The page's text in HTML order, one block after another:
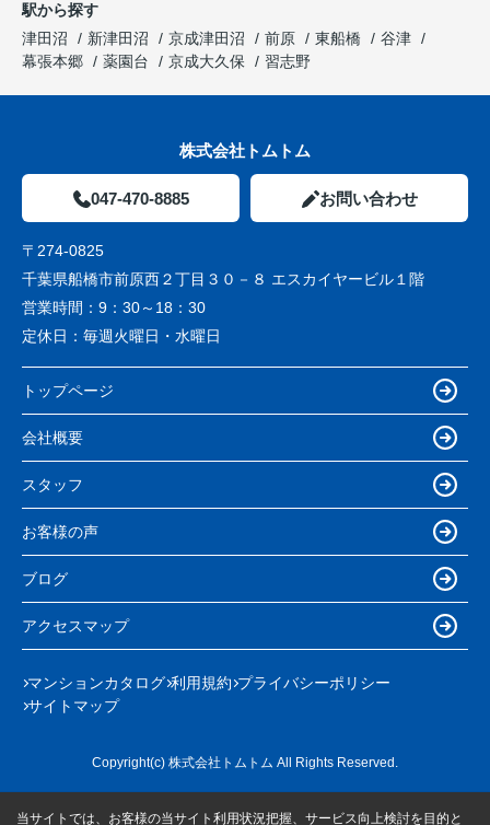
駅から探す
津田沼
新津田沼 京成津田沼 前原 東船橋
谷津
幕張本郷
薬園台 京成大久保 習志野
株式会社トムトム
047-470-8885 お問い合わせ
〒274-0825
千葉県船橋市前原西２丁目３０－８ エスカイヤービル１階
営業時間： 9：30～18：30
定休日： 毎週火曜日・水曜日
トップページ
会社概要
スタッフ
お客様の声
ブログ
アクセスマップ
マンションカタログ 利用規約 プライバシーポリシー
サイトマップ
Copyright(c) 株式会社トムトム All Rights Reserved.
当サイトでは、お客様の当サイト利用状況把握、サービス向上検討を目的と